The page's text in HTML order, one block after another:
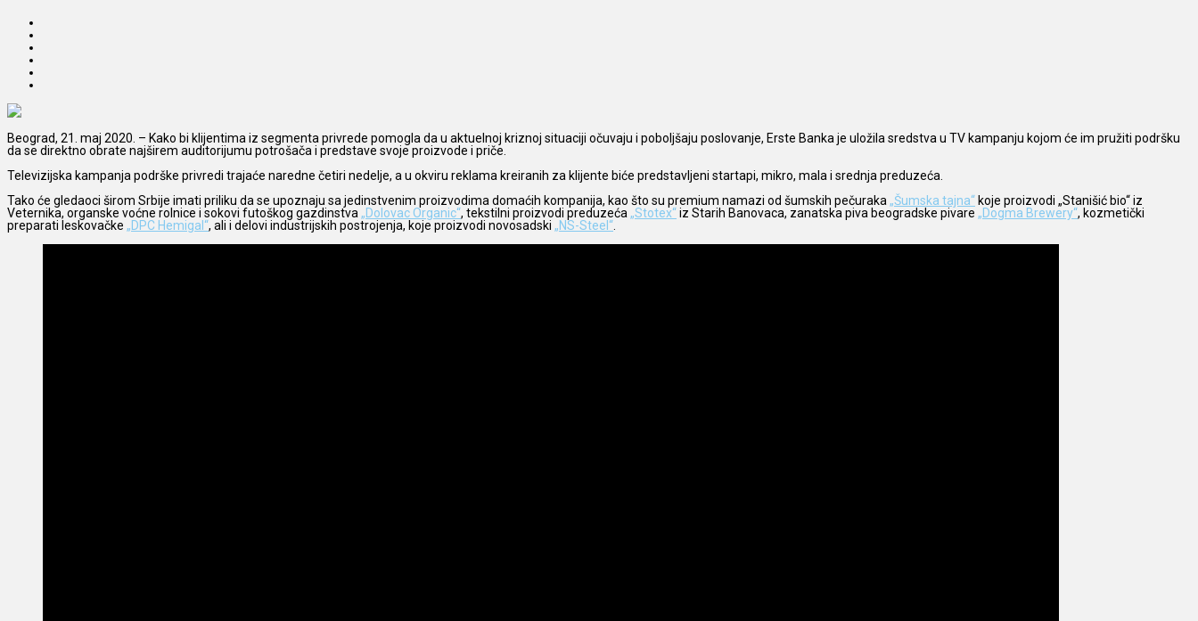
Beograd, 21. maj 2020. – Kako bi klijentima iz segmenta privrede pomogla da u aktuelnoj kriznoj situaciji očuvaju i poboljšaju poslovanje, Erste Banka je uložila sredstva u TV kampanju kojom će im pružiti podršku
da se direktno obrate najširem auditorijumu potrošača i predstave svoje proizvode i priče.
Televizijska kampanja podrške privredi trajaće naredne četiri nedelje, a u okviru reklama kreiranih za klijente biće predstavljeni startapi, mikro, mala i srednja preduzeća.
Tako će gledaoci širom Srbije imati priliku da se upoznaju sa jedinstvenim proizvodima domaćih kompanija, kao što su premium namazi od šumskih pečuraka „Šumska tajna“ koje proizvodi „Stanišić bio“ iz
Veternika, organske voćne rolnice i sokovi futoškog gazdinstva „Dolovac Organic“, tekstilni proizvodi preduzeća „Stotex“iz Starih Banovaca, zanatska piva beogradske pivare „Dogma Brewery“, kozmetički
preparati leskovačke „DPC Hemigal“, ali i delovi industrijskih postrojenja, koje proizvodi novosadski „NS-Steel“